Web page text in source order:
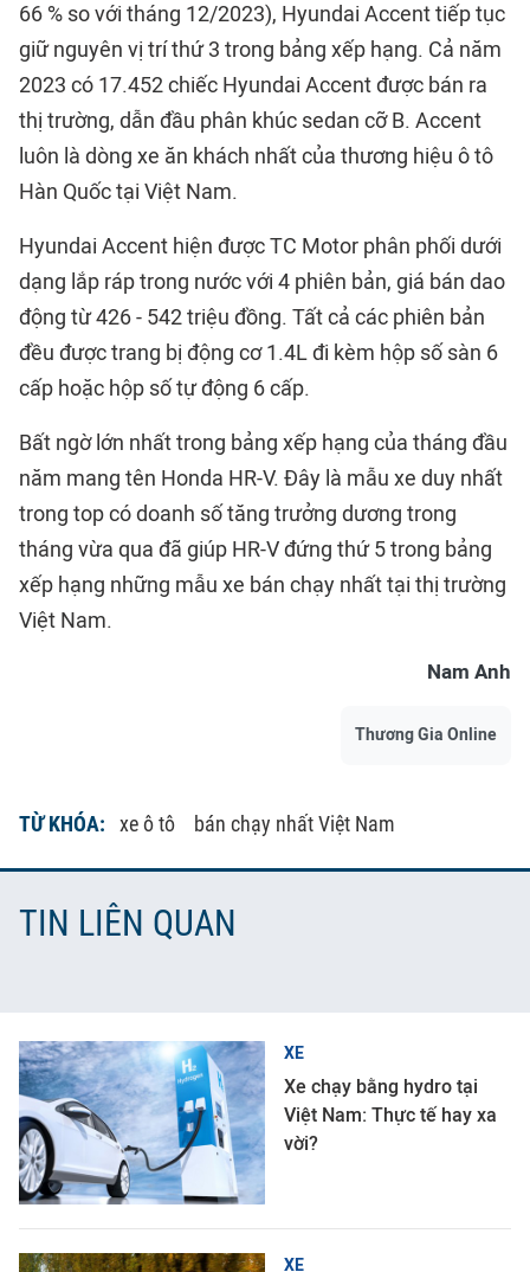
66 % so với tháng 12/2023), Hyundai Accent tiếp tục
giữ nguyên vị trí thứ 3 trong bảng xếp hạng. Cả năm
2023 có 17.452 chiếc Hyundai Accent được bán ra
thị trường, dẫn đầu phân khúc sedan cỡ B. Accent
luôn là dòng xe ăn khách nhất của thương hiệu ô tô
Hàn Quốc tại Việt Nam.
Hyundai Accent hiện được TC Motor phân phối dưới
dạng lắp ráp trong nước với 4 phiên bản, giá bán dao
động từ 426 - 542 triệu đồng. Tất cả các phiên bản
đều được trang bị động cơ 1.4L đi kèm hộp số sàn 6
cấp hoặc hộp số tự động 6 cấp.
Bất ngờ lớn nhất trong bảng xếp hạng của tháng đầu
năm mang tên Honda HR-V. Đây là mẫu xe duy nhất
trong top có doanh số tăng trưởng dương trong
tháng vừa qua đã giúp HR-V đứng thứ 5 trong bảng
xếp hạng những mẫu xe bán chạy nhất tại thị trường
Việt Nam.
Nam Anh
Thương Gia Online
TỪ KHÓA: xe ô tô bán chạy nhất Việt Nam
TIN LIÊN QUAN
XE
Xe chạy bằng hydro tại
Việt Nam: Thực tế hay xa
vời?
XE